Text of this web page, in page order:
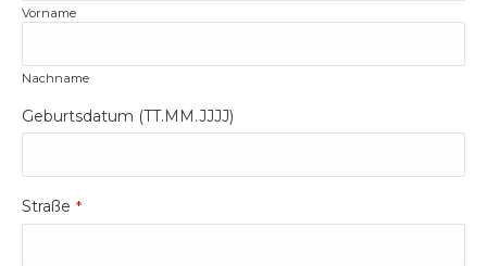
Vorname
Nachname
Geburtsdatum (TT.MM.JJJJ)
Straße *